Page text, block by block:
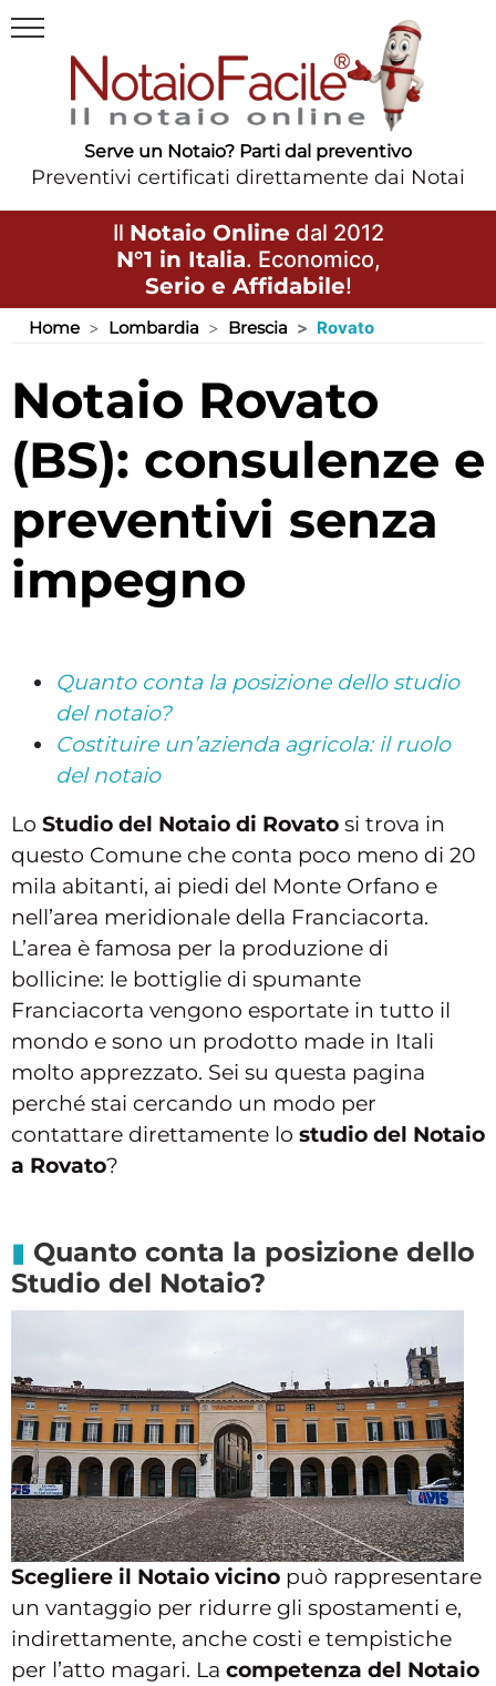
Serve un Notaio? Parti dal preventivo
Preventivi certificati direttamente dai Notai
Il Notaio Online dal 2012
N°1 in Italia. Economico,
Serio e Affidabile!
Home Lombardia Brescia Rovato
Notaio Rovato
(BS): consulenze e
preventivi senza
impegno
Quanto conta la posizione dello studio
del notaio?
Costituire un’azienda agricola: il ruolo
del notaio
Lo Studio del Notaio di Rovato si trova in
questo Comune che conta poco meno di 20
mila abitanti, ai piedi del Monte Orfano e
nell’area meridionale della Franciacorta.
L’area è famosa per la produzione di
bollicine: le bottiglie di spumante
Franciacorta vengono esportate in tutto il
mondo e sono un prodotto made in Itali
molto apprezzato. Sei su questa pagina
perché stai cercando un modo per
contattare direttamente lo studio del Notaio
a Rovato?
Quanto conta la posizione dello
Studio del Notaio?
Scegliere il Notaio vicino può rappresentare
un vantaggio per ridurre gli spostamenti e,
indirettamente, anche costi e tempistiche
per l’atto magari. La competenza del Notaio